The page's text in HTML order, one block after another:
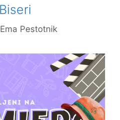
Ema Pestotnik